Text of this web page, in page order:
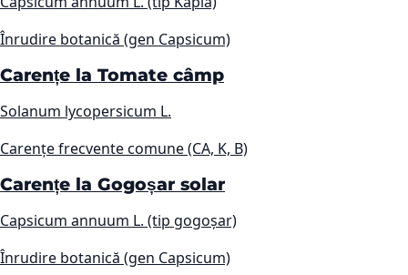
Înrudire botanică (gen Capsicum)
Carențe la Tomate câmp
Solanum lycopersicum L.
Carențe frecvente comune (CA, K, B)
Carențe la Gogoșar solar
Capsicum annuum L. (tip gogoșar)
Înrudire botanică (gen Capsicum)